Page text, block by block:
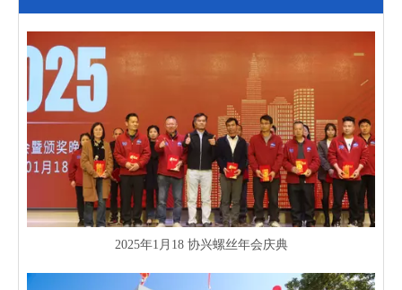
2025年1月18 协兴螺丝年会庆典